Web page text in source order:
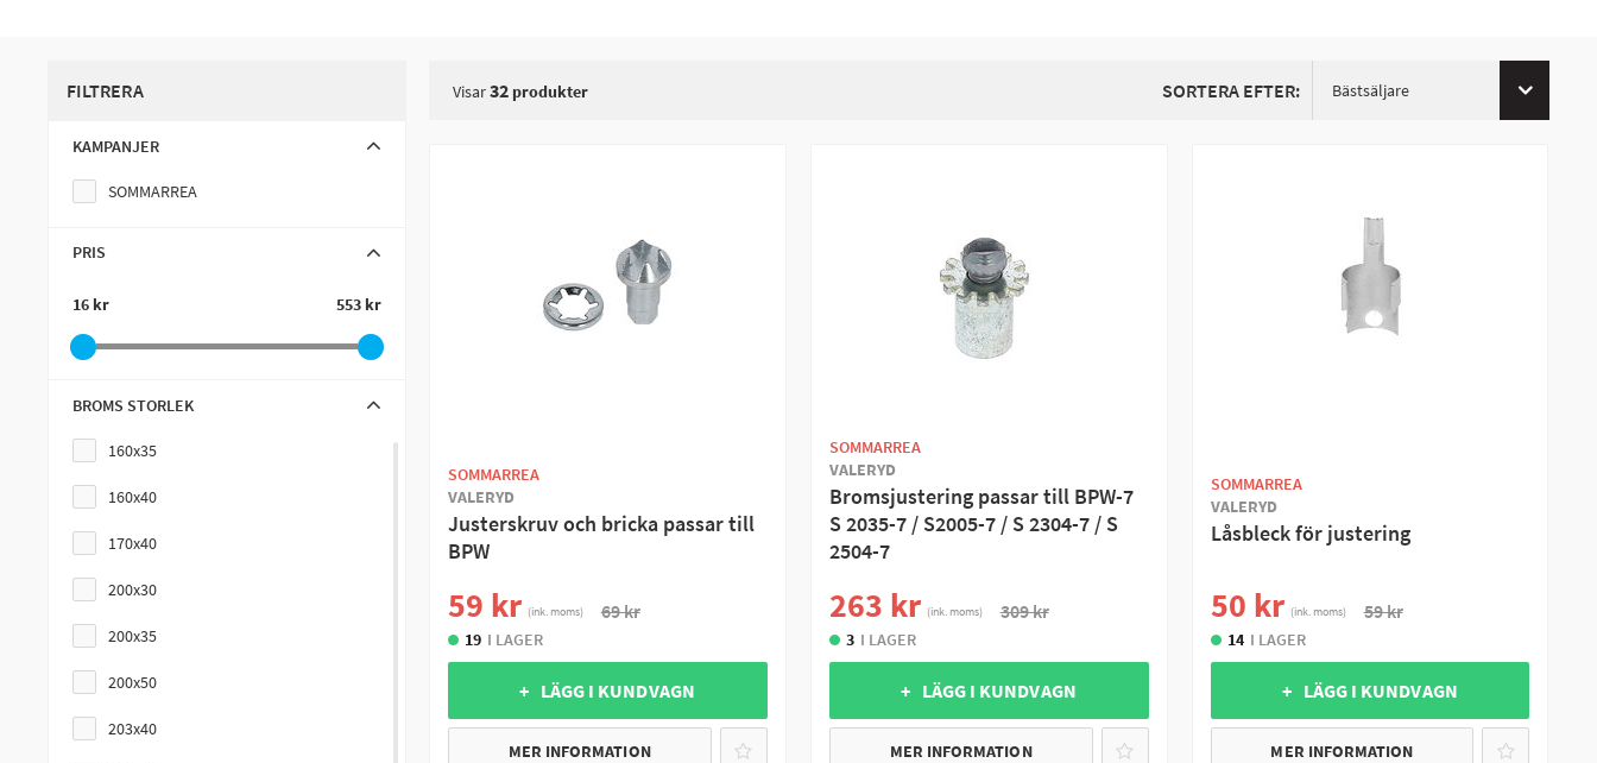
FILTRERA
KAMPANJER
SOMMARREA
PRIS
16 kr 553 kr
BROMS STORLEK
160x35
160x40
170x40
200x30
200x35
200x50
203x40
Visar32produkter SORTERA EFTER: Bästsäljare
SOMMARREA
VALERYD
Justerskruv och bricka passar till
BPW
59 kr (ink. moms) 69 kr
19 I LAGER
+ LÄGG I KUNDVAGN
MER INFORMATION
SOMMARREA
VALERYD
Bromsjustering passar till BPW-7
S 2035-7 / S2005-7 / S 2304-7 / S
2504-7
263 kr (ink. moms) 309 kr
3 I LAGER
+ LÄGG I KUNDVAGN
MER INFORMATION
SOMMARREA
VALERYD
Låsbleck för justering
50 kr (ink. moms) 59 kr
14 I LAGER
+ LÄGG I KUNDVAGN
MER INFORMATION